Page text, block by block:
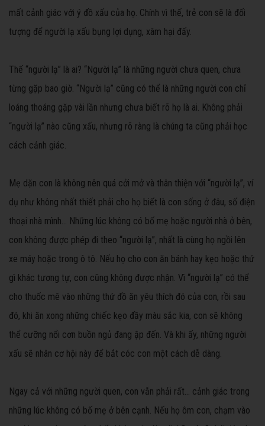
mất cảnh giác với ý đồ xấu của họ. Chính vì thế, trẻ con sẽ là đối
tượng để người lạ xấu bụng lợi dụng, xâm hại đấy.
Thế “người lạ” là ai? “Người lạ” là những người chưa quen, chưa
từng gặp bao giờ. “Người lạ” cũng có thể là những người con chỉ
loáng thoáng gặp vài lần nhưng chưa biết rõ họ là ai. Không phải
“người lạ” nào cũng xấu, nhưng rõ ràng là chúng ta cũng phải học
cách cảnh giác.
Mẹ dặn con là không nên quá cởi mở và thân thiện với “người lạ”, ví
dụ như không nhất thiết phải cho họ biết là con sống ở đâu, số điện
thoại nhà mình… Những lúc không có bố mẹ hoặc người nhà ở bên,
con không được phép đi theo “người lạ”, nhất là cùng họ ngồi lên
xe máy hoặc trong ô tô. Nếu họ cho con ăn bánh hay kẹo hoặc thứ
gì khác tương tự, con cũng không được nhận. Vì “người lạ” có thể
cho thuốc mê vào những thứ đồ ăn yêu thích đó của con, rồi sau
đó, khi ăn xong những chiếc kẹo đầy màu sắc kia, con sẽ không
thể cưỡng nổi cơn buồn ngủ đang ập đến. Và khi ấy, những người
xấu sẽ nhân cơ hội này để bắt cóc con một cách dễ dàng.
Ngay cả với những người quen, con vẫn phải rất… cảnh giác trong
những lúc không có bố mẹ ở bên cạnh. Nếu họ ôm con, chạm vào